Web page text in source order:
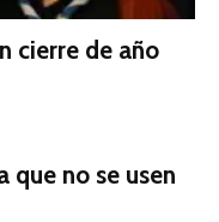
cierre de año
que no se usen